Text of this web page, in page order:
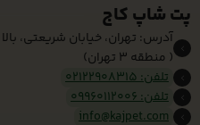
پت شاپ کاج
آدرس: تهران، خیابان شریعتی،
( منطقه 3 تهران)
تلفن: 02122908315
تلفن: 09960112006
info@kajpet.com